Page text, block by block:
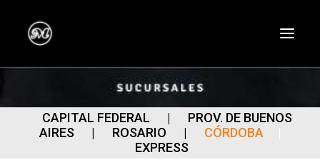
CAPITAL FEDERAL |
PROV. DE BUENOS
AIRES
| ROSARIO | CÓRDOBA
EXPRESS